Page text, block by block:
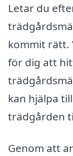
Letar du
kommit rätt.
för dig att
kan hjälpa
trädgården
Genom att